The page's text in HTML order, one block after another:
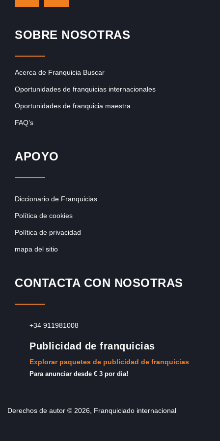
SOBRE NOSOTRAS
Acerca de Franquicia Buscar
Oportunidades de franquicias internacionales
Oportunidades de franquicia maestra
FAQ’s
APOYO
Diccionario de Franquicias
Política de cookies
Política de privacidad
mapa del sitio
CONTACTA CON NOSOTRAS
+34 911981008
Publicidad de franquicias
Explorar paquetes de publicidad de franquicias
Para anunciar desde € 3 por dia!
Derechos de autor © 2026, Franquiciado internacional